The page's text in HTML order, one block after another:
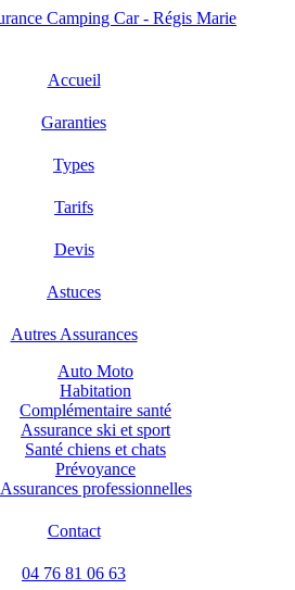
Accueil
Garanties
Types
Tarifs
Devis
Astuces
Autres Assurances
Auto Moto
Habitation
Complémentaire santé
Assurance ski et sport
Santé chiens et chats
Prévoyance
Assurances professionnelles
Contact
04 76 81 06 63